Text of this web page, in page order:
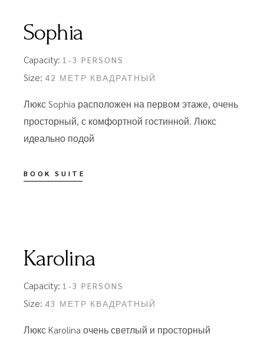
Sophia
Capacity: 1-3 PERSONS
Size: 42 МЕТР КВАДРАТНЫЙ
Люкс Sophia расположен на первом этаже, очень
просторный, с комфортной гостинной. Люкс
идеально подой
BOOK SUITE
Karolina
Capacity: 1-3 PERSONS
Size: 43 МЕТР КВАДРАТНЫЙ
Люкс Karolina очень светлый и просторный